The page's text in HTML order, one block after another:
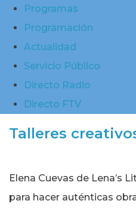
Programas
Programación
Actualidad
Servicio Público
Directo Radio
Directo FTV
Talleres
Elena Cuevas de Lena’s
para hacer auténticas